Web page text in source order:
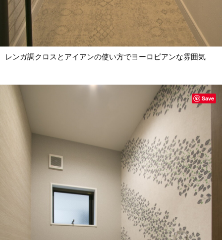
レンガ調クロスとアイアンの使い方でヨーロピアンな雰囲気
Save